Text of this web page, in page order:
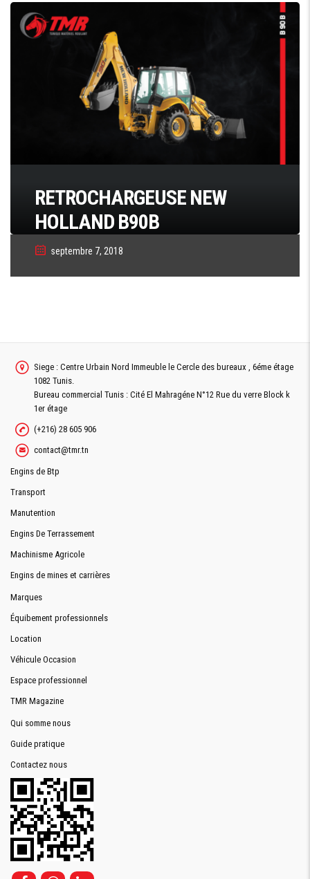
RETROCHARGEUSE NEW
HOLLAND B90B
septembre 7, 2018
Siege : Centre Urbain Nord Immeuble le Cercle des bureaux , 6éme étage
1082 Tunis.
Bureau commercial Tunis : Cité El Mahragéne N°12 Rue du verre Block k
1er étage
(+216) 28 605 906
contact@tmr.tn
Engins de Btp
Transport
Manutention
Engins De Terrassement
Machinisme Agricole
Engins de mines et carrières
Marques
Équibement professionnels
Location
Véhicule Occasion
Espace professionnel
TMR Magazine
Qui somme nous
Guide pratique
Contactez nous